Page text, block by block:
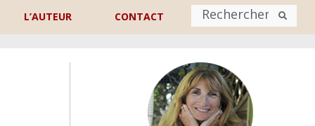
L’AUTEUR CONTACT